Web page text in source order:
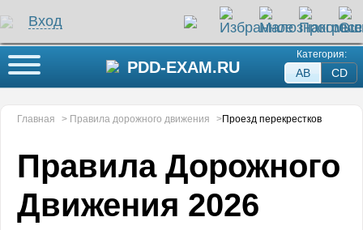
Вход
Кнопка меню PDD-EXAM.RU
Категория:
AB СD
Главная > Правила дорожного движения >Проезд перекрестков
Правила Дорожного
Движения 2026